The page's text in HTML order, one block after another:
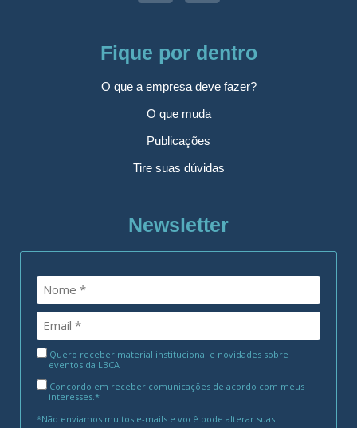
Fique por dentro
O que a empresa deve fazer?
O que muda
Publicações
Tire suas dúvidas
Newsletter
Quero receber material institucional e novidades sobre
eventos da LBCA
Concordo em receber comunicações de acordo com meus
interesses.*
*Não enviamos muitos e-mails e você pode alterar suas